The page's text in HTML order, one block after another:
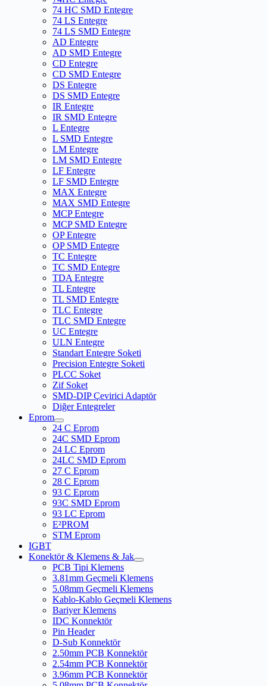
74 HC SMD Entegre
74 LS Entegre
74 LS SMD Entegre
AD Entegre
AD SMD Entegre
CD Entegre
CD SMD Entegre
DS Entegre
DS SMD Entegre
IR Entegre
IR SMD Entegre
L Entegre
L SMD Entegre
LM Entegre
LM SMD Entegre
LF Entegre
LF SMD Entegre
MAX Entegre
MAX SMD Entegre
MCP Entegre
MCP SMD Entegre
OP Entegre
OP SMD Entegre
TC Entegre
TC SMD Entegre
TDA Entegre
TL Entegre
TL SMD Entegre
TLC Entegre
TLC SMD Entegre
UC Entegre
ULN Entegre
Standart Entegre Soketi
Precision Entegre Soketi
PLCC Soket
Zif Soket
SMD-DIP Çevirici Adaptör
Diğer Entegreler
Eprom
24 C Eprom
24C SMD Eprom
24 LC Eprom
24LC SMD Eprom
27 C Eprom
28 C Eprom
93 C Eprom
93C SMD Eprom
93 LC Eprom
E²PROM
STM Eprom
IGBT
Konektör & Klemens & Jak
PCB Tipi Klemens
3.81mm Geçmeli Klemens
5.08mm Geçmeli Klemens
Kablo-Kablo Geçmeli Klemens
Bariyer Klemens
IDC Konnektör
Pin Header
D-Sub Konnektör
2.50mm PCB Konnektör
2.54mm PCB Konnektör
3.96mm PCB Konnektör